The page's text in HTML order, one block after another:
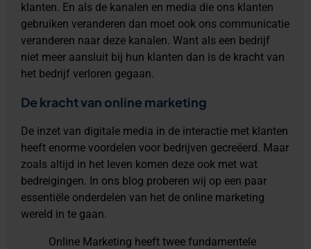
klanten. En als de kanalen en media die ons klanten
gebruiken veranderen dan moet ook ons communicatie
veranderen naar deze kanalen. Want als een bedrijf
niet meer aansluit bij hun klanten dan is de kracht van
het bedrijf verloren gegaan.
De kracht van online marketing
De inzet van digitale media in de interactie met klanten
heeft enorme voordelen voor bedrijven gecreëerd. Maar
zoals altijd in het leven komen deze ook met wat
bedreigingen. In ons blog proberen wij op een paar
essentiële onderdelen van het de online marketing
wereld in te gaan.
Online Marketing heeft twee fundamentele